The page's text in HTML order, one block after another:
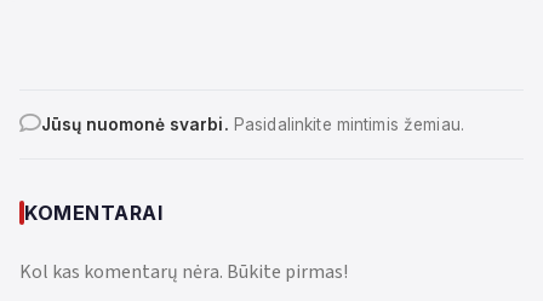
Jūsų nuomonė svarbi. Pasidalinkite mintimis žemiau.
KOMENTARAI
Kol kas komentarų nėra. Būkite pirmas!